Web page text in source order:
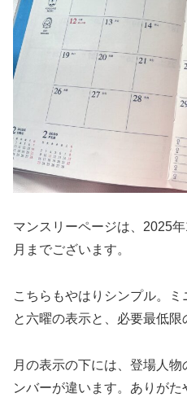
マンスリーページは、2025
月までございます。
こちらもやはりシンプル。
と六曜の表示と、必要最低限
月の表示の下には、登場人
ンバーが違います。ありが